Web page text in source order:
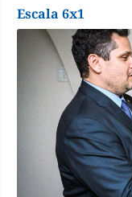
Escala 6x1